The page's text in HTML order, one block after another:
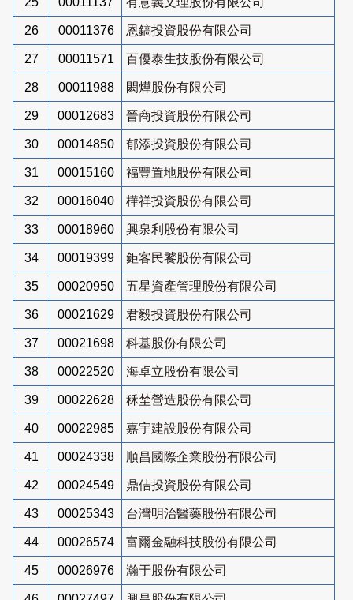
26 00011376 恩鎬投資股份有限公司
27 00011571 百優泰生技股份有限公司
28 00011988 閎燁股份有限公司
29 00012683 晉商投資股份有限公司
30 00014850 郁添投資股份有限公司
31 00015160 福豐置地股份有限公司
32 00016040 樺祥投資股份有限公司
33 00018960 興泉利股份有限公司
34 00019399 鉅客民饕股份有限公司
35 00020950 五星資產管理股份有限公司
36 00021629 君毅投資股份有限公司
37 00021698 科基股份有限公司
38 00022520 海卓立股份有限公司
39 00022628 秝埜營造股份有限公司
40 00022985 嘉宇建設股份有限公司
41 00024338 順昌國際企業股份有限公司
42 00024549 鼎佶投資股份有限公司
43 00025343 台灣明治醫藥股份有限公司
44 00026574 富爾金融科技股份有限公司
45 00026976 瀚于股份有限公司